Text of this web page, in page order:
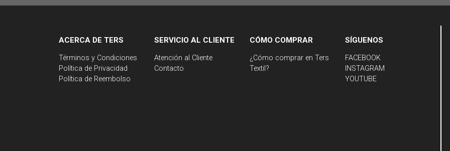
ACERCA DE TERS
Términos y Condiciones
Política de Privacidad
Política de Reembolso
SERVICIO AL CLIENTE
Atención al Cliente
Contacto
CÓMO COMPRAR
¿Cómo comprar en Ters
Textil?
SÍGUENOS
FACEBOOK
INSTAGRAM
YOUTUBE